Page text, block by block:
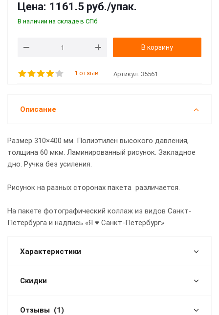
Цена: 1161.5 руб./упак.
В наличии на складе в СПб
В корзину
1 отзыв Артикул: 35561
Описание
Размер 310×400 мм. Полиэтилен высокого давления,
толщина 60 мкм. Ламинированный рисунок. Закладное
дно. Ручка без усиления.
Рисунок на разных сторонах пакета различается.
На пакете фотографический коллаж из видов Санкт-
Петербурга и надпись «Я ♥ Санкт-Петербург»
Характеристики
Скидки
Отзывы (1)